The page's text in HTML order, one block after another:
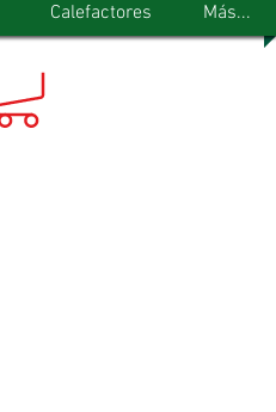
Calefactores Más...